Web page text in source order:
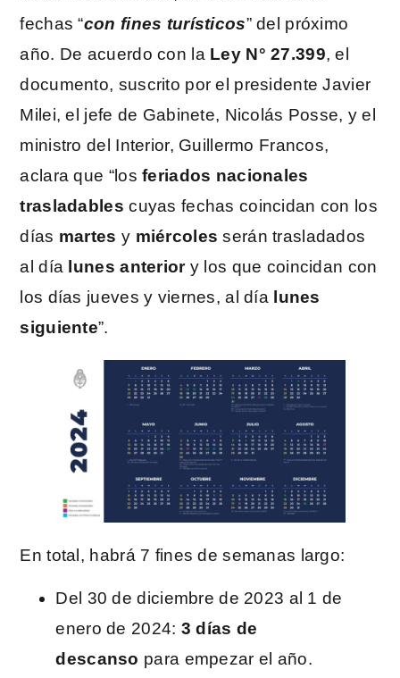
fechas “con fines turísticos” del próximo
año. De acuerdo con la Ley N° 27.399, el
documento, suscrito por el presidente Javier
Milei, el jefe de Gabinete, Nicolás Posse, y el
ministro del Interior, Guillermo Francos,
aclara que “losferiados nacionales
trasladables cuyas fechas coincidan con los
días martes y miércolesserán trasladados
al día lunes anteriory los que coincidan con
los días jueves y viernes, al día lunes
siguiente”.
En total, habrá 7 fines de semanas largo:
Del 30 de diciembre de 2023 al 1 de
enero de 2024: 3 días de
descanso para empezar el año.